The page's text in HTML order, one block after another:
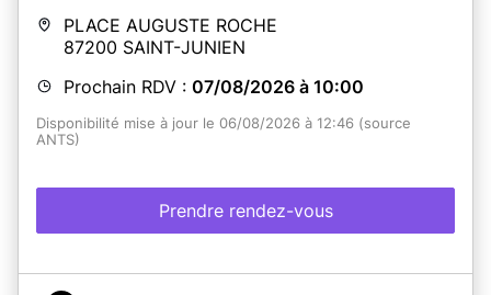
PLACE AUGUSTE ROCHE
87200 SAINT-JUNIEN
Prochain RDV : 07/08/2026 à 10:00
Disponibilité mise à jour le 06/08/2026 à 12:46 (source
ANTS)
Prendre rendez-vous